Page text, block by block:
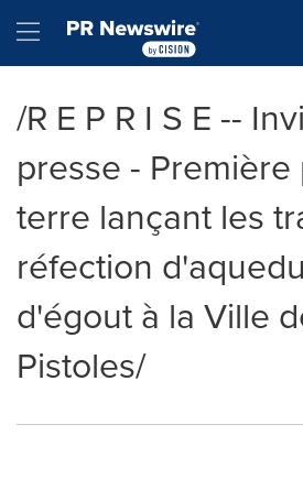
Hamburger menu
/R E P R I S E --
presse -
terre lançant les
réfection
d'égout à la Ville
Pistoles/